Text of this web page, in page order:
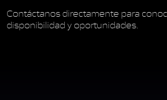
Contáctanos directamente para
disponibilidad y oportunidades.